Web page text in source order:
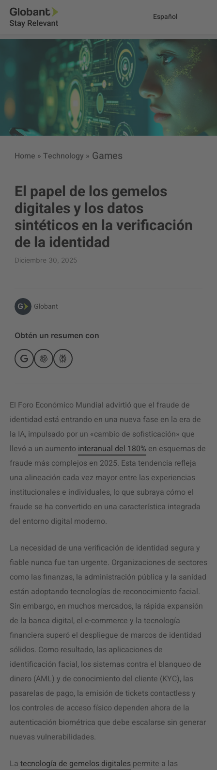
Español
Home » Technology » Games
El papel de los gemelos
digitales y los datos
sintéticos en la verificación
de la identidad
Diciembre 30, 2025
Globant
Obtén un resumen con
El Foro Económico Mundial advirtió que el fraude de
identidad está entrando en una nueva fase en la era de
la IA, impulsado por un «cambio de sofisticación» que
llevó a un aumento interanual del 180% en esquemas de
fraude más complejos en 2025. Esta tendencia refleja
una alineación cada vez mayor entre las experiencias
institucionales e individuales, lo que subraya cómo el
fraude se ha convertido en una característica integrada
del entorno digital moderno.
La necesidad de una verificación de identidad segura y
fiable nunca fue tan urgente. Organizaciones de sectores
como las finanzas, la administración pública y la sanidad
están adoptando tecnologías de reconocimiento facial.
Sin embargo, en muchos mercados, la rápida expansión
de la banca digital, el e-commerce y la tecnología
financiera superó el despliegue de marcos de identidad
sólidos. Como resultado, las aplicaciones de
identificación facial, los sistemas contra el blanqueo de
dinero (AML) y de conocimiento del cliente (KYC), las
pasarelas de pago, la emisión de tickets contactless y
los controles de acceso físico dependen ahora de la
autenticación biométrica que debe escalarse sin generar
nuevas vulnerabilidades.
La tecnología de gemelos digitales permite a las